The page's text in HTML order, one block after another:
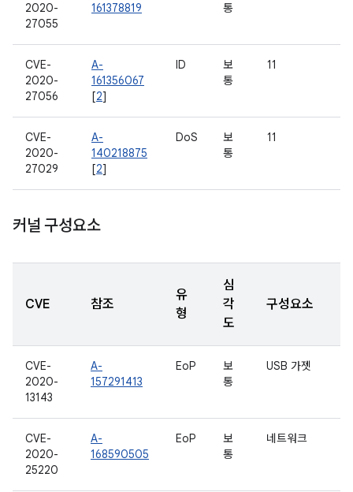
2020-
27055
161378819
통
CVE-
2020-
27056
A-
161356067
[2]
ID
보
통
11
CVE-
2020-
27029
A-
140218875
[2]
DoS
보
통
11
커널 구성요소
CVE 참조
유
형
심
각
도
구성요소
CVE-
2020-
13143
A-
157291413
EoP
보
통
USB 가젯
CVE-
2020-
25220
A-
168590505
EoP
보
통
네트워크